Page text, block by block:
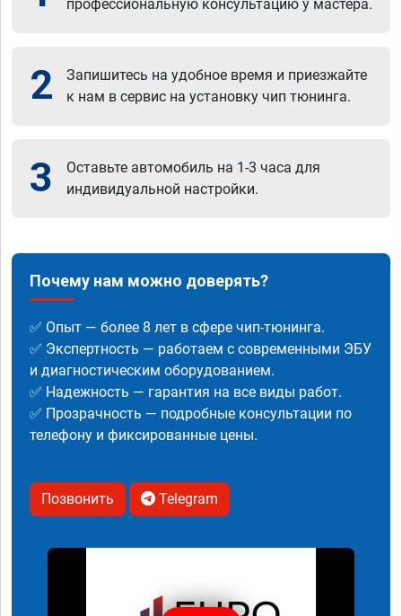
профессиональную консультацию у мастера.
2
Запишитесь на удобное время и приезжайте
к нам в сервис на установку чип тюнинга.
3
Оставьте автомобиль на 1-3 часа для
индивидуальной настройки.
Почему нам можно доверять?
✅ Опыт — более 8 лет в сфере чип-тюнинга.
✅ Экспертность — работаем с современными ЭБУ
и диагностическим оборудованием.
✅ Надежность — гарантия на все виды работ.
✅ Прозрачность — подробные консультации по
телефону и фиксированные цены.
Позвонить Telegram